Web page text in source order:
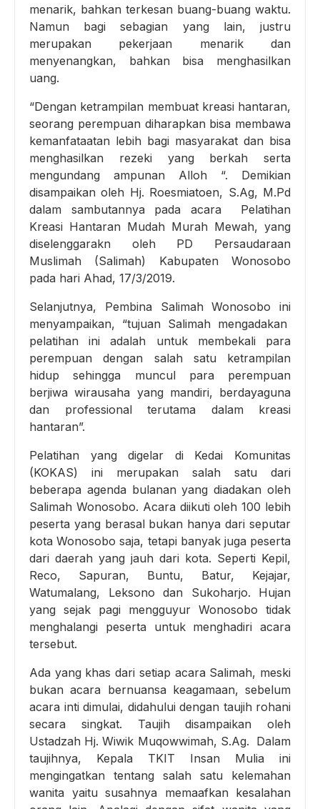
menarik, bahkan terkesan buang-buang waktu.
Namun bagi sebagian yang lain, justru
merupakan pekerjaan menarik dan
menyenangkan, bahkan bisa menghasilkan
uang.
“Dengan ketrampilan membuat kreasi hantaran,
seorang perempuan diharapkan bisa membawa
kemanfataatan lebih bagi masyarakat dan bisa
menghasilkan rezeki yang berkah serta
mengundang ampunan Alloh “. Demikian
disampaikan oleh Hj. Roesmiatoen, S.Ag, M.Pd
dalam sambutannya pada acara Pelatihan
Kreasi Hantaran Mudah Murah Mewah, yang
diselenggarakn oleh PD Persaudaraan
Muslimah (Salimah) Kabupaten Wonosobo
pada hari Ahad, 17/3/2019.
Selanjutnya, Pembina Salimah Wonosobo ini
menyampaikan, “tujuan Salimah mengadakan
pelatihan ini adalah untuk membekali para
perempuan dengan salah satu ketrampilan
hidup sehingga muncul para perempuan
berjiwa wirausaha yang mandiri, berdayaguna
dan professional terutama dalam kreasi
hantaran”.
Pelatihan yang digelar di Kedai Komunitas
(KOKAS) ini merupakan salah satu dari
beberapa agenda bulanan yang diadakan oleh
Salimah Wonosobo. Acara diikuti oleh 100 lebih
peserta yang berasal bukan hanya dari seputar
kota Wonosobo saja, tetapi banyak juga peserta
dari daerah yang jauh dari kota. Seperti Kepil,
Reco, Sapuran, Buntu, Batur, Kejajar,
Watumalang, Leksono dan Sukoharjo. Hujan
yang sejak pagi mengguyur Wonosobo tidak
menghalangi peserta untuk menghadiri acara
tersebut.
Ada yang khas dari setiap acara Salimah, meski
bukan acara bernuansa keagamaan, sebelum
acara inti dimulai, didahului dengan taujih rohani
secara singkat. Taujih disampaikan oleh
Ustadzah Hj. Wiwik Muqowwimah, S.Ag. Dalam
taujihnya, Kepala TKIT Insan Mulia ini
mengingatkan tentang salah satu kelemahan
wanita yaitu susahnya memaafkan kesalahan